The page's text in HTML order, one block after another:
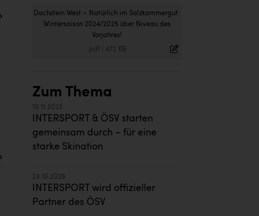
Dachstein West – Natürlich im Salzkammergut:
Wintersaison 2024/2025 über Niveau des
Vorjahres!
.pdf 472 KB
Zum Thema
10.11.2025
INTERSPORT & ÖSV starten
gemeinsam durch – für eine
starke Skination
23.10.2025
INTERSPORT wird offizieller
Partner des ÖSV